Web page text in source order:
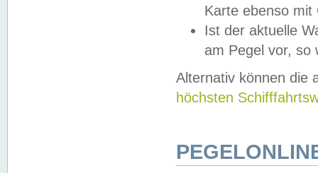
Karte ebenso mit
Ist der aktuelle
am Pegel vor,
Alternativ können die
höchsten